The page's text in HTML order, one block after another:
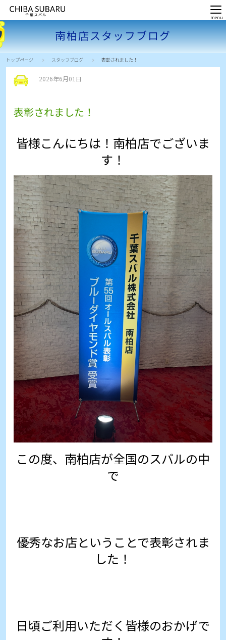
南柏店スタッフブログ
トップページ スタッフブログ 表彰されました！
2026年6月01日
表彰されました！
皆様こんにちは！南柏店でございま
す！
この度、南柏店が全国のスバルの中
で
優秀なお店ということで表彰されま
した！
日頃ご利用いただく皆様のおかげで